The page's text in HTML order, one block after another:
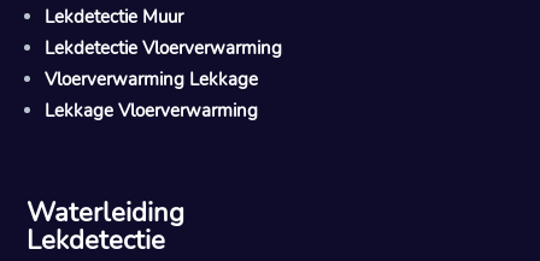
Lekdetectie Muur
Lekdetectie Vloerverwarming
Vloerverwarming Lekkage
Lekkage Vloerverwarming
Waterleiding
Lekdetectie